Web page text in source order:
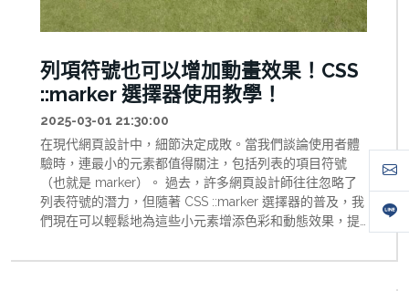
列項符號也可以增加動畫效果！CSS
::marker 選擇器使用教學！
2025-03-01 21:30:00
在現代網頁設計中，細節決定成敗。當我們談論使用者體
驗時，連最小的元素都值得關注，包括列表的項目符號
（也就是 marker）。 過去，許多網頁設計師往往忽略了
列表符號的潛力，但隨著 CSS ::marker 選擇器的普及，我
們現在可以輕鬆地為這些小元素增添色彩和動態效果，提
用 ::marker 選擇器來增強您的網頁設計，並提供實用的代